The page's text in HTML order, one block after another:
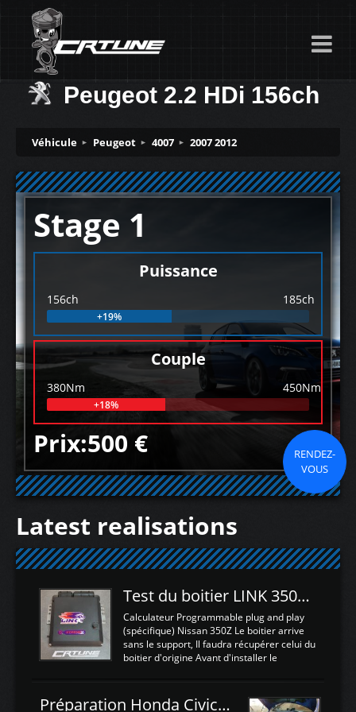
Peugeot 2.2 HDi 156ch
Véhicule Peugeot 4007 2007 2012
Stage 1
Puissance
156ch 185ch
+19%
Couple
380Nm 450Nm
+18%
Prix:500 €
RENDEZ-
VOUS
Latest realisations
Test du boitier LINK 350Z Plugin ECU
Calculateur Programmable plug and play
(spécifique) Nissan 350Z Le boitier arrive
sans le support, Il faudra récupérer celui du
boitier d'origine Avant d'installer le
d'envoyer l'information de la large bande
Préparation Honda Civic Type R FK2